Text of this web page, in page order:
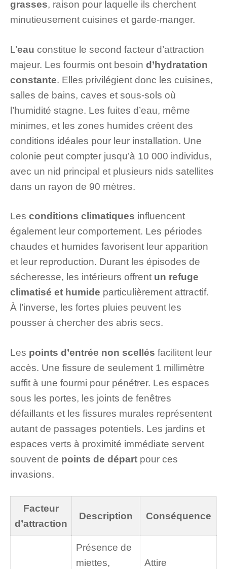
grasses, raison pour laquelle ils cherchent
minutieusement cuisines et garde-manger.
L’eau constitue le second facteur d’attraction
majeur. Les fourmis ont besoin d’hydratation
constante. Elles privilégient donc les cuisines,
salles de bains, caves et sous-sols où
l’humidité stagne. Les fuites d’eau, même
minimes, et les zones humides créent des
conditions idéales pour leur installation. Une
colonie peut compter jusqu’à 10 000 individus,
avec un nid principal et plusieurs nids satellites
dans un rayon de 90 mètres.
Les conditions climatiques influencent
également leur comportement. Les périodes
chaudes et humides favorisent leur apparition
et leur reproduction. Durant les épisodes de
sécheresse, les intérieurs offrent un refuge
climatisé et humide particulièrement attractif.
À l’inverse, les fortes pluies peuvent les
pousser à chercher des abris secs.
Les points d’entrée non scellés facilitent leur
accès. Une fissure de seulement 1 millimètre
suffit à une fourmi pour pénétrer. Les espaces
sous les portes, les joints de fenêtres
défaillants et les fissures murales représentent
autant de passages potentiels. Les jardins et
espaces verts à proximité immédiate servent
souvent de points de départ pour ces
invasions.
Facteur
d’attraction
Description Conséquence
Présence de
miettes,
Attire